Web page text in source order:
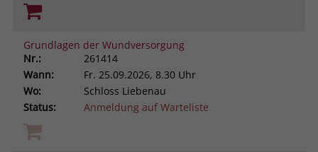
Grundlagen der Wundversorgung
Nr.:
261414
Wann:
Fr. 25.09.2026, 8.30 Uhr
Wo:
Schloss Liebenau
Status:
Anmeldung auf Warteliste